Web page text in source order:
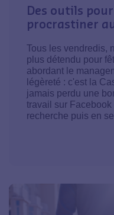
Des outils
procrastiner
Tous les vendredis,
plus détendu pour
abordant le
légèreté : c'est la
jamais perdu une
travail sur
recherche puis en